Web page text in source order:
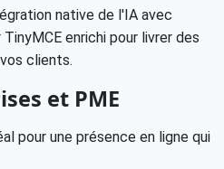
native de l'IA avec
enrichi pour livrer des
clients.
et PME
pour une présence en ligne qui